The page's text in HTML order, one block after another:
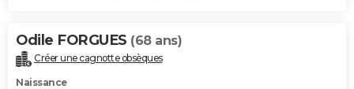
Odile FORGUES (68 ans)
Créer une cagnotte obsèques
Naissance